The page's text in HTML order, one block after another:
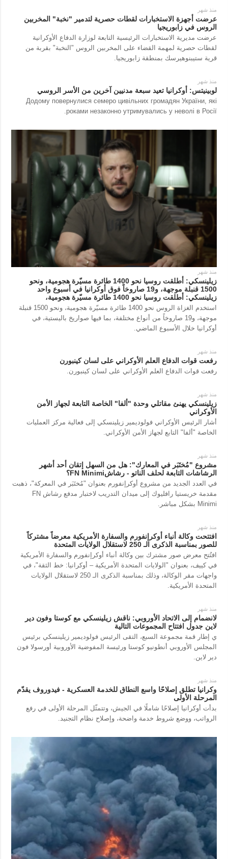
منذ شهر
عرضت أجهزة الاستخبارات لقطات حصرية لتدمير "نخبة" المخربين
الروس في زابوريجيا
عرضت مديرية الاستخبارات الرئيسية التابعة لوزارة الدفاع الأوكرانية
لقطات حصرية لمهمة القضاء على المخربين الروس "النخبة" بقربة من
قرية ستيبنوهيرسك بمنطقة زابوريجيا.
منذ شهر
لوبينيتس: أوكرانيا تعيد سبعة مدنيين آخرين من الأسر الروسي
Додому повернулися семеро цивільних громадян України, які
роками незаконно утримувались у неволі в Росії.
منذ شهر
زيلينسكي: أطلقت روسيا نحو 1400 طائرة مسيّرة هجومية، ونحو
1500 قنبلة موجهة، و19 صاروخاً فوق أوكرانيا في أسبوع واحد
زيلينسكي: أطلقت روسيا نحو 1400 طائرة مسيّرة هجومية،
استخدم الغزاة الروس نحو 1400 طائرة مسيّرة هجومية، ونحو 1500 قنبلة
موجهة، و19 صاروخاً من أنواع مختلفة، بما فيها صواريخ باليستية، في
أوكرانيا خلال الأسبوع الماضي.
منذ شهر
رفعت قوات الدفاع العلم الأوكراني على لسان كينبورن
رفعت قوات الدفاع العلم الأوكراني على لسان كينبورن.
منذ شهر
زيلينسكي يهنئ مقاتلي وحدة "ألفا" الخاصة التابعة لجهاز الأمن
الأوكراني
أشار الرئيس الأوكراني فولوديمير زيلينسكي إلى فعالية مركز العمليات
الخاصة "ألفا" التابع لجهاز الأمن الأوكراني.
منذ شهر
مشروع "مُختَبَر في المعارك": هل من السهل إتقان أحد أشهر
الرشاشات التابعة لحلف الناتو - رشاشFN Minimi؟
في العدد الجديد من مشروع أوكرإنفورم بعنوان "مُختَبَر في المعركة"، ذهبت
مقدمة خريستيا رافليوك إلى ميدان التدريب لاختبار مدفع رشاش FN
Minimi بشكل مباشر.
منذ شهر
افتتحت وكالة أنباء أوكرإنفورم والسفارة الأمريكية معرضاً مشتركاً
للصور بمناسبة الذكرى الـ 250 لاستقلال الولايات المتحدة
افتُتح معرض صور مشترك بين وكالة أنباء أوكرإنفورم والسفارة الأمريكية
في كييف، بعنوان "الولايات المتحدة الأمريكية – أوكرانيا: خط الثقة"، في
واجهات مقر الوكالة، وذلك بمناسبة الذكرى الـ 250 لاستقلال الولايات
المتحدة الأمريكية.
منذ شهر
لانضمام إلى الاتحاد الأوروبي: ناقش زيلينسكي مع كوستا وفون دير
لاين جدول افتتاح المجموعات التالية
ي إطار قمة مجموعة السبع، التقى الرئيس فولوديمير زيلينسكي برئيس
المجلس الأوروبي أنطونيو كوستا ورئيسة المفوضية الأوروبية أورسولا فون
دير لاين.
منذ شهر
وكرانيا تطلق إصلاحًا واسع النطاق للخدمة العسكرية - فيدوروف يقدّم
المرحلة الأولى
بدأت أوكرانيا إصلاحًا شاملًا في الجيش، وتتمثّل المرحلة الأولى في رفع
الرواتب، ووضع شروط خدمة واضحة، وإصلاح نظام التجنيد.